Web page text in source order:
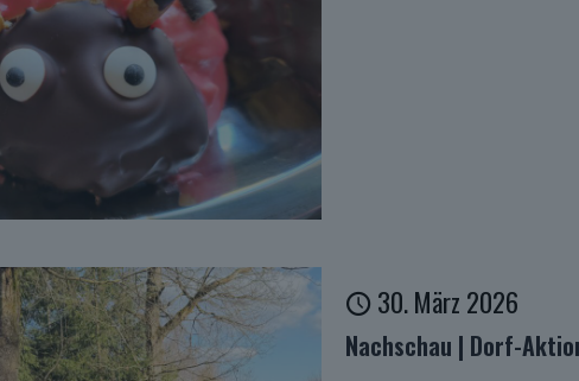
30. März 2026
Nachschau | Dorf-